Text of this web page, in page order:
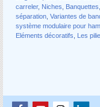
carreler, Niches Banquettes
séparation Variantes de
système modulaire pour
Eléments décoratifs
Les